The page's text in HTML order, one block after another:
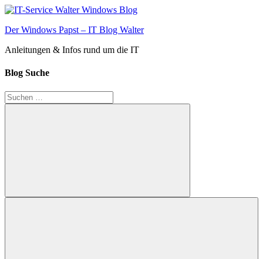
Zum
springen
Der Windows Papst – IT Blog Walter
Anleitungen & Infos rund um die IT
Blog Suche
Suchen
nach:
Suchen